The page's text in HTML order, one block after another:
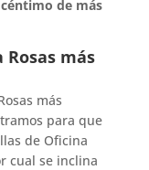
de más
más
más
para que
de Oficina
cual se inclina